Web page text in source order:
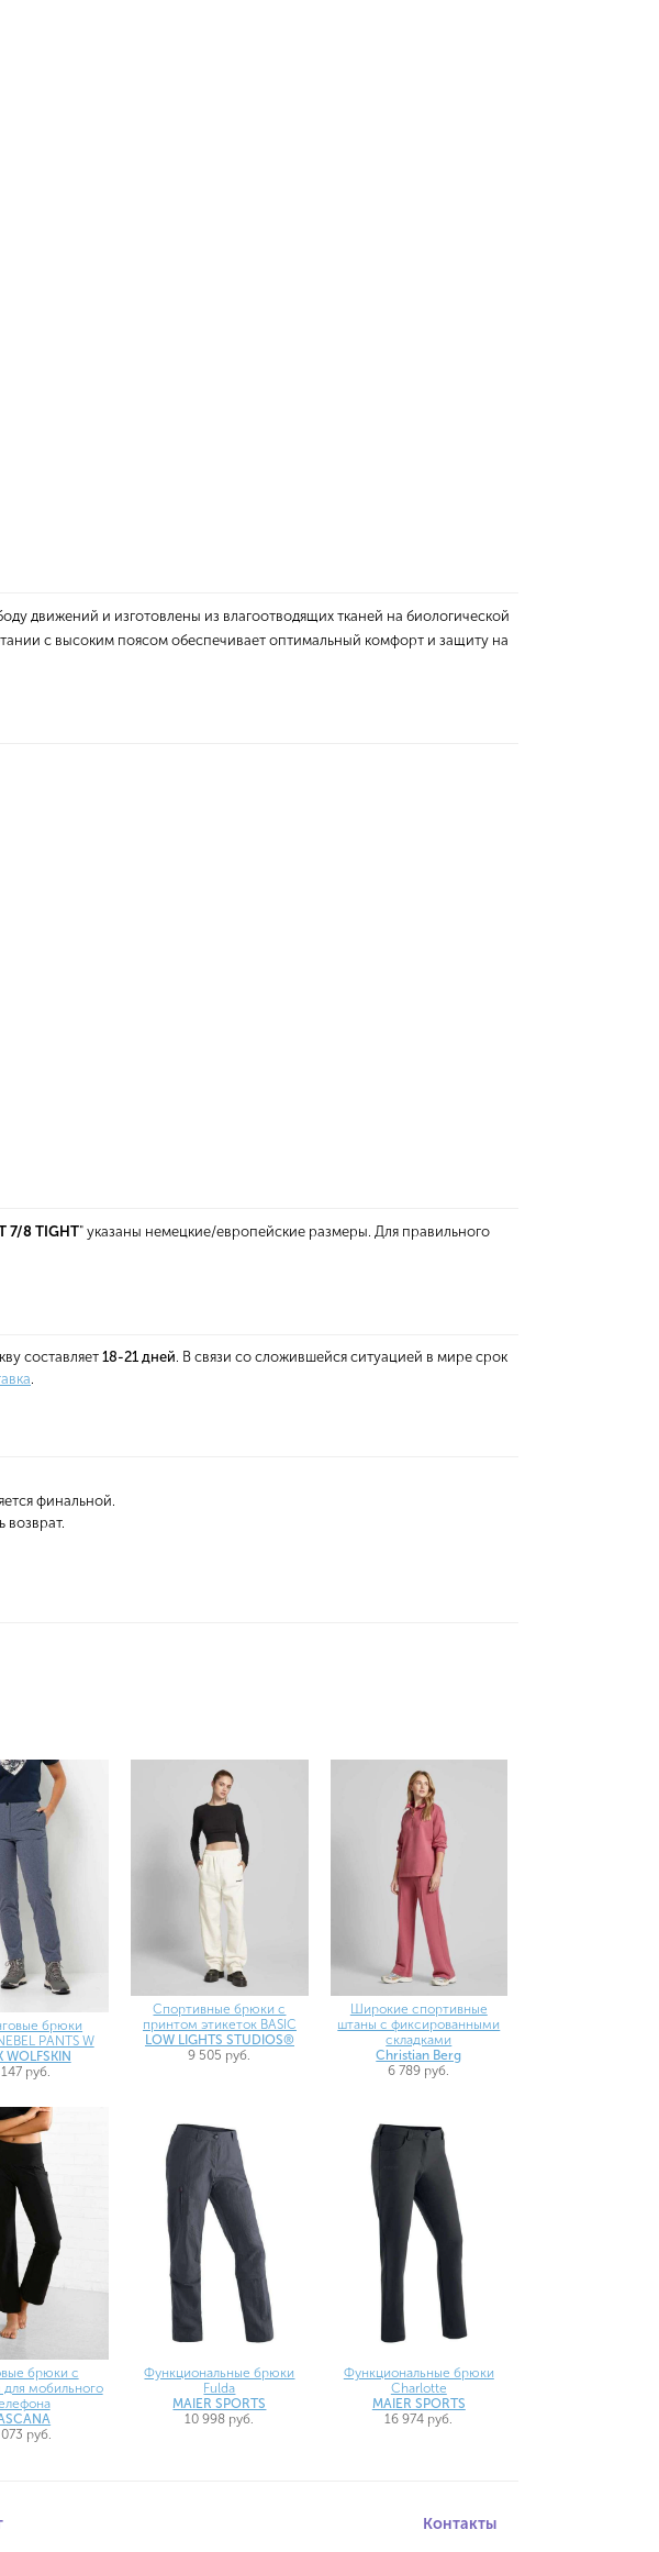
движений и изготовлены из влагоотводящих тканей на биологической
с высоким поясом обеспечивает оптимальный комфорт и защиту на
7/8 TIGHT" указаны немецкие/европейские размеры. Для правильного
составляет 18-21 дней. В связи со сложившейся ситуацией в мире срок
.
финальной.
возврат.
брюки
PANTS W
WOLFSKIN
руб.
Спортивные брюки с
принтом этикеток BASIC
LOW LIGHTS STUDIOS®
9 505 руб.
Широкие спортивные
штаны с фиксированными
складками
Christian Berg
6 789 руб.
брюки с
мобильного
руб.
Функциональные брюки
Fulda
MAIER SPORTS
10 998 руб.
Функциональные брюки
Charlotte
MAIER SPORTS
16 974 руб.
Контакты